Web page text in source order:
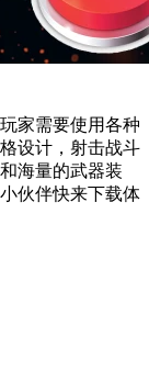
家需要使用各种
设计，射击战斗
海量的武器装
伙伴快来下载体